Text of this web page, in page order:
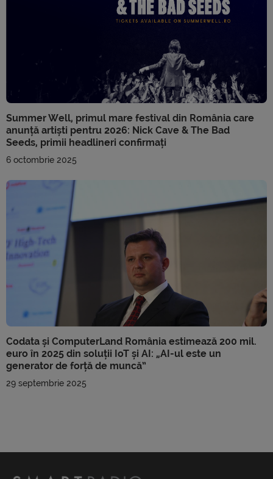
Summer Well, primul mare festival din România care
anunță artiști pentru 2026: Nick Cave & The Bad
Seeds, primii headlineri confirmați
6 octombrie 2025
Codata și ComputerLand România estimează 200 mil.
euro în 2025 din soluții IoT și AI: „AI-ul este un
generator de forță de muncă”
29 septembrie 2025